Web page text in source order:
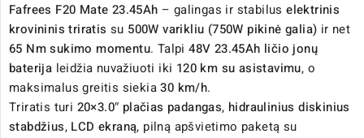
Fafrees F20 Mate 23.45Ah – galingas ir stabiluselektrinis
krovininis triratis su 500W varikliu (750W pikinė galia) ir net
65 Nm sukimo momentu. Talpi48V 23.45Ah ličio jonų
baterija leidžia nuvažiuoti iki 120 km su asistavimu, o
maksimalus greitis siekia30 km/h.
Triratis turi 20×3.0″ plačias padangas, hidraulinius diskinius
stabdžius, LCD ekraną, pilną apšvietimo paketą su